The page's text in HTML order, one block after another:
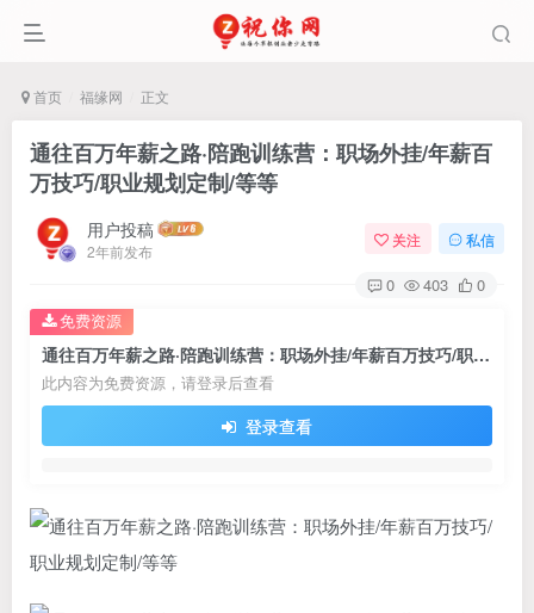
首页 福缘网 正文
通往百万年薪之路·陪跑训练营：职场外挂/年薪百
万技巧/职业规划定制/等等
用户投稿
2年前发布
关注 私信
0 403 0
通往百万年薪之路·陪跑训练营：职场外挂/年薪百万技巧/职业规划定制/等等
此内容为免费资源，请登录后查看
登录查看
免费资源